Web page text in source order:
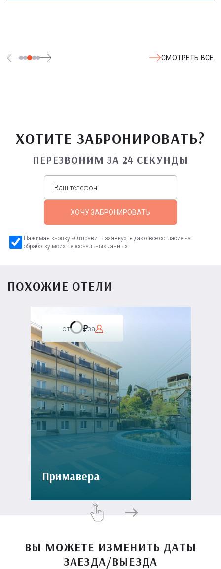
СМОТРЕТЬ ВСЕ
ХОТИТЕ ЗАБРОНИРОВАТЬ?
ПЕРЕЗВОНИМ ЗА 24 СЕКУНДЫ
ХОЧУ ЗАБРОНИРОВАТЬ
Нажимая кнопку «Отправить заявку», я даю свое согласие на
обработку моих персональных данных
ПОХОЖИЕ ОТЕЛИ
от за
Примавера
ВЫ МОЖЕТЕ ИЗМЕНИТЬ ДАТЫ
ЗАЕЗДА/ВЫЕЗДА